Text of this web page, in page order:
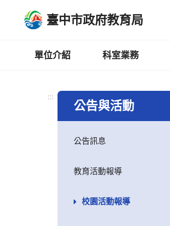
臺中市政府教育局
單位介紹 科室業務
:::
公告與活動
公告訊息
教育活動報導
校園活動報導